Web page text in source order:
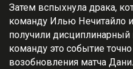
Затем вспыхнула драка,
команду Илью Нечитайло
получили
команду это событие
возобновления матча